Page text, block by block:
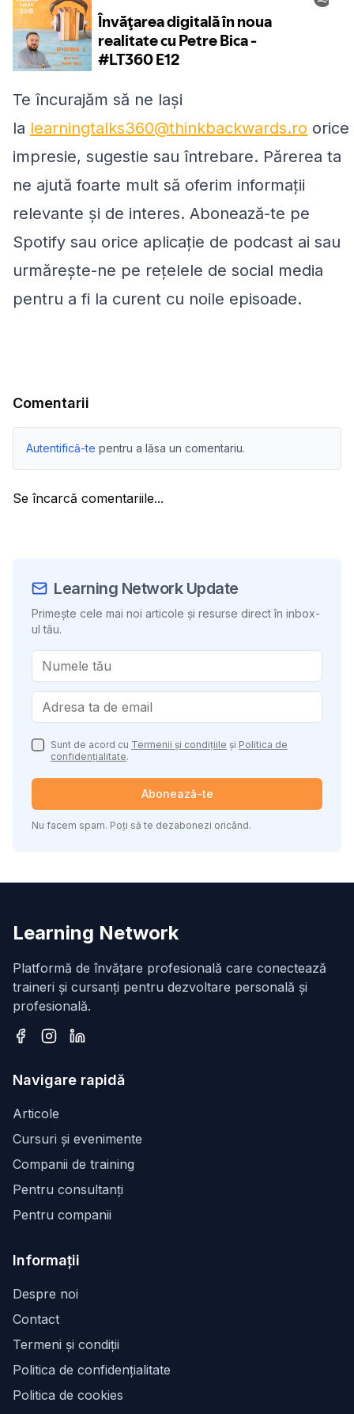
Te încurajăm să ne lași
la learningtalks360@thinkbackwards.ro orice
impresie, sugestie sau întrebare. Părerea ta
ne ajută foarte mult să oferim informații
relevante și de interes. Abonează-te pe
Spotify sau orice aplicație de podcast ai sau
urmărește-ne pe rețelele de social media
pentru a fi la curent cu noile episoade.
Comentarii
Autentifică-te pentru a lăsa un comentariu.
Se încarcă comentariile...
Learning Network Update
Primește cele mai noi articole și resurse direct în inbox-
ul tău.
Sunt de acord cu Termenii și condițiile și Politica de
confidențialitate.
Abonează-te
Nu facem spam. Poți să te dezabonezi oricând.
Learning Network
Platformă de învățare profesională care conectează
traineri și cursanți pentru dezvoltare personală și
profesională.
Navigare rapidă
Articole
Cursuri și evenimente
Companii de training
Pentru consultanți
Pentru companii
Informații
Despre noi
Contact
Termeni și condiții
Politica de confidențialitate
Politica de cookies